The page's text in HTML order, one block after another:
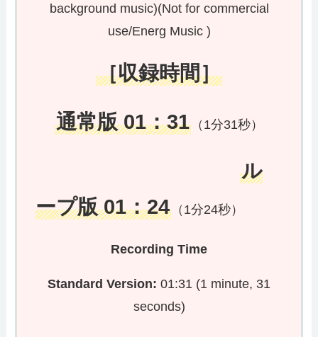
background music)(Not for commercial
use/Energ Music )
［収録時間］
通常版 01：31 （1分31秒）
ル
ープ版 01：24 （1分24秒）
Recording Time
Standard Version: 01:31 (1 minute, 31
seconds)